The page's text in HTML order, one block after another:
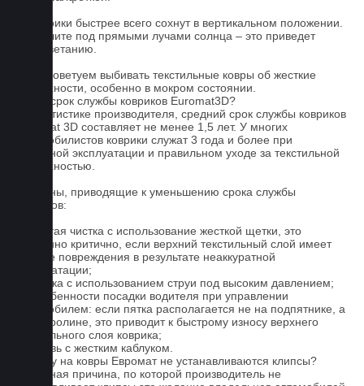
4. Коврики быстрее всего сохнут в вертикальном положении.
Не сушите под прямыми лучами солнца – это приведет
к выцветанию.
5. Не советуем выбивать текстильные ковры об жесткие
поверхности, особенно в мокром состоянии.
Какой срок службы ковриков Euromat3D?
По статистике производителя, средний срок службы ковриков
Euromat 3D составляет не менее 1,5 лет. У многих
автомобилистов коврики служат 3 года и более при
бережной эксплуатации и правильном уходе за текстильной
поверхностью.
Причины, приводящие к уменьшению срока службы
ковриков:
1. Частая чистка с использование жесткой щетки, это
особенно критично, если верхний текстильный слой имеет
мелкие повреждения в результате неаккуратной
эксплуатации;
2. Мойка с использованием струи под высоким давлением;
3. Особенности посадки водителя при управлении
автомобилем: если пятка располагается не на подпятнике, а
на ковролине, это приводит к быстрому износу верхнего
текстильного слоя коврика;
4. Обувь с жестким каблуком.
Почему на ковры Евромат не устанавливаются клипсы?
Основная причина, по которой производитель не